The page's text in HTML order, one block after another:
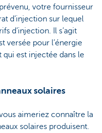
votre fournisseur
d’injection sur lequel
d’injection. Il s’agit
versée pour l’énergie
qui est injectée dans le
solaires
aimeriez connaître la
solaires produisent.